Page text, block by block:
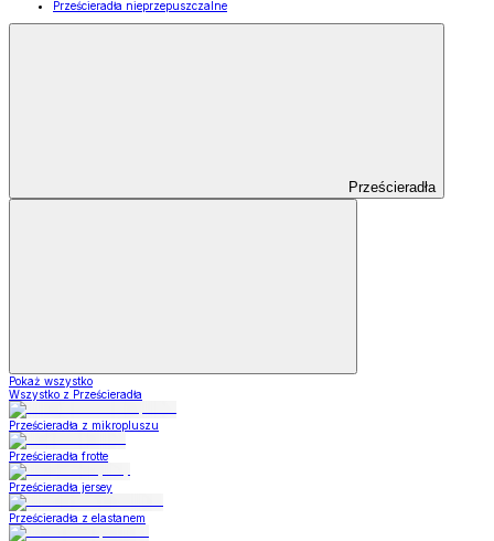
Prześcieradła nieprzepuszczalne
Prześcieradła
Pokaż wszystko
Wszystko z Prześcieradła
Prześcieradła z mikropluszu
Prześcieradła frotte
Prześcieradła jersey
Prześcieradła z elastanem